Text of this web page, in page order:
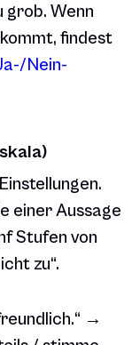
grob. Wenn
findest
Nein-
einer Aussage
Stufen von
zu“.
→